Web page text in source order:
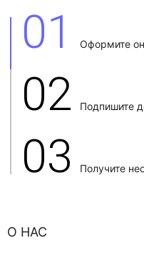
01 Оформите
02 Подпишите
03 Получите
О НАС